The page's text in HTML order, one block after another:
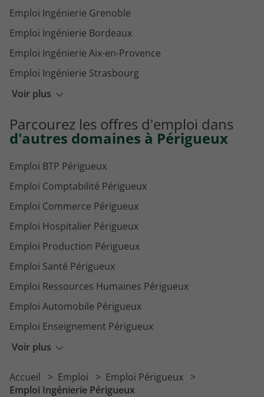
Voir plus
Emploi Ingénierie Grenoble
Emploi Ingénierie Bordeaux
Emploi Ingénierie Aix-en-Provence
Emploi Ingénierie Strasbourg
Emploi Ingénierie Lille
Emploi Ingénierie Cherbourg-en-Cotentin
Parcourez les offres d'emploi dans
d'autres domaines à Périgueux
Voir plus
Emploi BTP Périgueux
Emploi Comptabilité Périgueux
Emploi Commerce Périgueux
Emploi Hospitalier Périgueux
Emploi Production Périgueux
Emploi Santé Périgueux
Emploi Ressources Humaines Périgueux
Emploi Automobile Périgueux
Emploi Enseignement Périgueux
Emploi Artisanat Périgueux
Emploi Logistique Périgueux
Accueil Emploi
Emploi Périgueux
Emploi Ingénierie Périgueux